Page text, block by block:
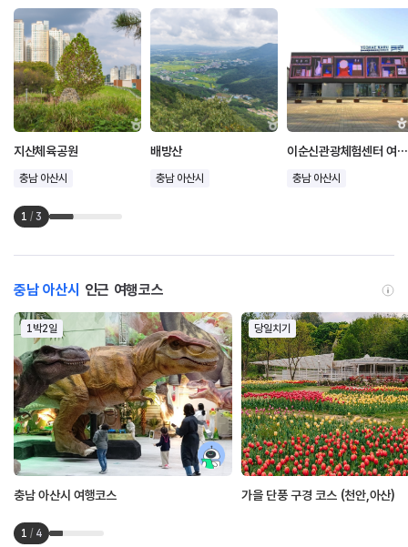
지산체육공원
충남 아산시
배방산
충남 아산시
이순신관광체험센터 여해나루
충남 아산시
1 / 3
충남 아산시 인근 여행코스
1박2일
충남 아산시 여행코스
당일치기
가을 단풍 구경 코스 (천안,아산)
1 / 4